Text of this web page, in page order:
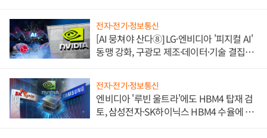
전자·전기·정보통신
[AI 뭉쳐야 산다⑧] LG·엔비디아 '피지컬 AI'
동맹 강화, 구광모 제조·데이터·기술 결집
전자·전기·정보통신
엔비디아 '루빈 울트라'에도 HBM4 탑재 검
토, 삼성전자·SK하이닉스 HBM4 수율에 주